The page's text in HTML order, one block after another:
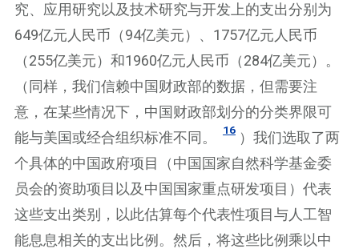
究、应用研究以及技术研究与开发上的支出分别为
649亿元人民币（94亿美元）、1757亿元人民币
（255亿美元）和1960亿元人民币（284亿美元）。
（同样，我们信赖中国财政部的数据，但需要注
意，在某些情况下，中国财政部划分的分类界限可
能与美国或经合组织标准不同。
16 ）我们选取了两
个具体的中国政府项目（中国国家自然科学基金委
员会的资助项目以及中国国家重点研发项目）代表
这些支出类别，以此估算每个代表性项目与人工智
能息息相关的支出比例。然后，将这些比例乘以中